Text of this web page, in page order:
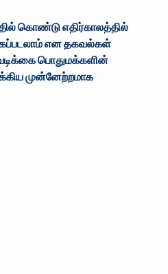
கொண்டு எதிர்காலத்தில்
என தகவல்கள்
பொதுமக்களின்
முன்னேற்றமாக